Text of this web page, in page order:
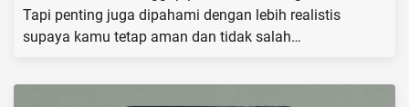
Tapi penting juga dipahami dengan lebih realistis
supaya kamu tetap aman dan tidak salah…